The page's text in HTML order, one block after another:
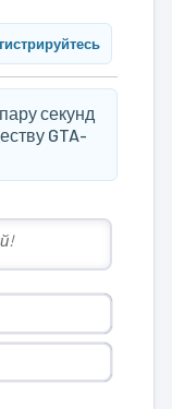
секунд
GTA-
Имя*
Email*